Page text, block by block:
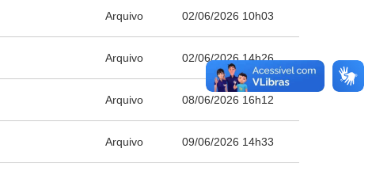
Arquivo 02/06/2026 10h03
Arquivo 02/06/2026 14h26
Arquivo 08/06/2026 16h12
Arquivo 09/06/2026 14h33